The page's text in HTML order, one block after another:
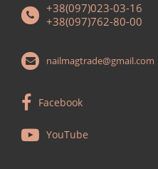
+38(097)023-03-16
+38(097)762-80-00
nailmagtrade@gmail.com
Facebook
YouTube